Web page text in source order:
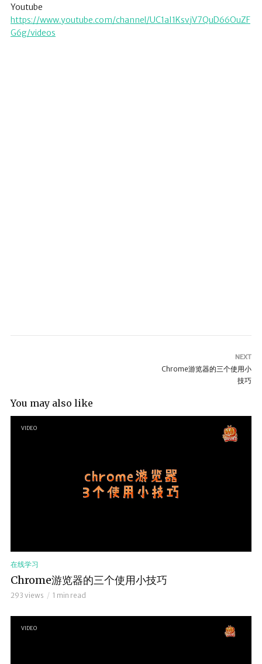
Youtube
https://www.youtube.com/channel/UC1aI1KsvjV7QuD66OuZF
G6g/videos
NEXT
Chrome游览器的三个使用小
技巧
You may also like
VIDEO
在线学习
Chrome游览器的三个使用小技巧
293 views 1 min read
VIDEO